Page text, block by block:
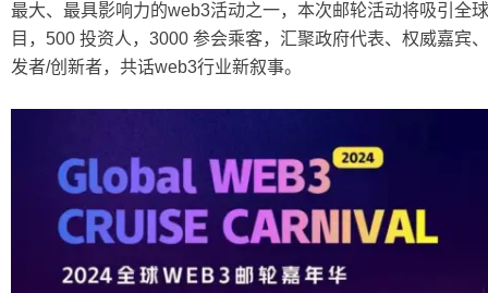
最大、最具影响力的web3活动之一，本次邮轮活动将吸引全
目，500 投资人，3000 参会乘客，汇聚政府代表、权威嘉宾
发者/创新者，共话web3行业新叙事。